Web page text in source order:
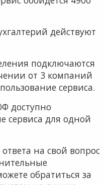
действуют
подключаются
от 3 компаний
сервиса.
доступно
сервиса для одной
на свой вопрос
обратиться за